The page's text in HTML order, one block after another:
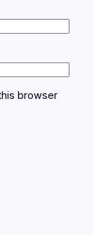
browser